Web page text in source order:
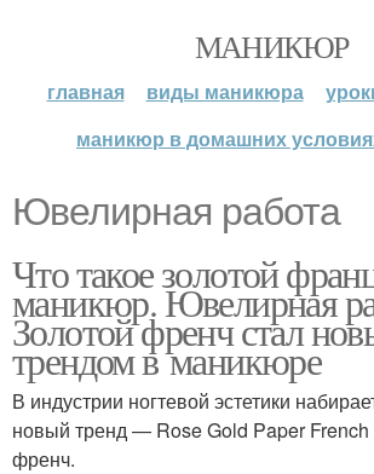
МАНИКЮР
главная виды маникюра
маникюр в домашних
Ювелирная работа
Что такое золотой
маникюр. Ювелирная
Золотой френч стал
трендом в маникюре
В индустрии ногтевой эстетики
новый тренд — Rose Gold Paper French
френч.